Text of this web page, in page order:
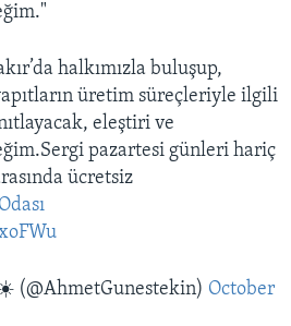
halkımızla buluşup,
üretim süreçleriyle ilgili
eleştiri ve
pazartesi günleri hariç
ücretsiz
(@AhmetGunestekin) October